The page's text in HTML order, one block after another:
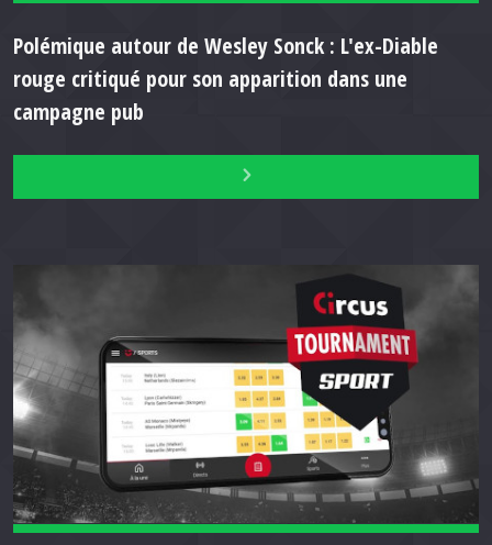
Polémique autour de Wesley Sonck : L'ex-Diable
rouge critiqué pour son apparition dans une
campagne pub